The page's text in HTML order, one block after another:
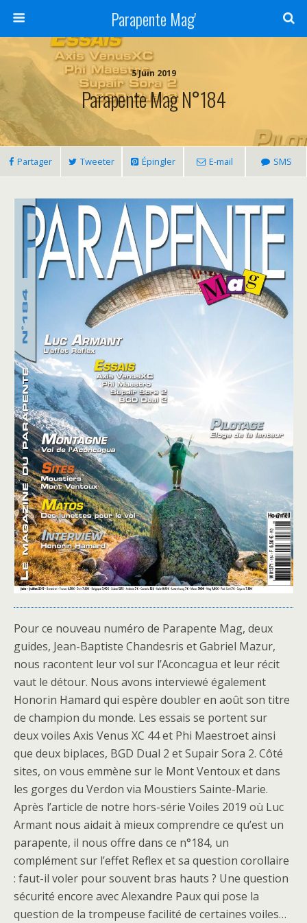
Parapente Mag'
5 Juin 2019
Parapente Mag N°184
Partager Tweeter Épingler E-mail SMS
Pour ce nouveau numéro de Parapente Mag, deux
guides, Jean-Baptiste Chandesris et Gabriel Mazur,
nous racontent leur vol sur l’Aconcagua et leur récit
vaut le détour. Nous avons interviewé également
Honorin Hamard qui espère doubler en août son titre
de champion du monde. Les essais se portent sur
deux voiles Axis Venus XC 44 et Phi Maestroet ainsi
que deux biplaces, BGD Dual 2 et Supair Sora 2. Côté
sites, on vous emmène sur le Mont Ventoux et dans
les gorges du Verdon via Moustiers Sainte-Marie.
Après l’article de notre hors-série Voiles 2019 où Luc
Armant nous aidait à mieux comprendre ce qu’est un
parapente, il nous offre dans ce n°184, un
complément sur l’effet Reflex et sa question corollaire
: faut-il voler pour souvent bras hauts ? Une question
sécurité encore avec Alexandre Paux qui pose la
question de la trompeuse facilité de certaines voiles…